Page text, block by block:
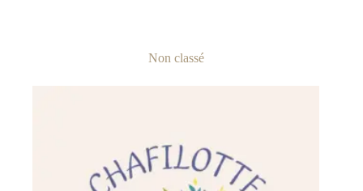
Non classé